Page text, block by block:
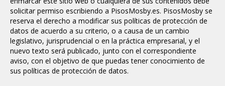
solicitar permiso escribiendo a PisosMosby.es. PisosMosby se
reserva el derecho a modificar sus políticas de protección de
datos de acuerdo a su criterio, o a causa de un cambio
legislativo, jurisprudencial o en la práctica empresarial, y el
nuevo texto será publicado, junto con el correspondiente
aviso, con el objetivo de que puedas tener conocimiento de
sus políticas de protección de datos.